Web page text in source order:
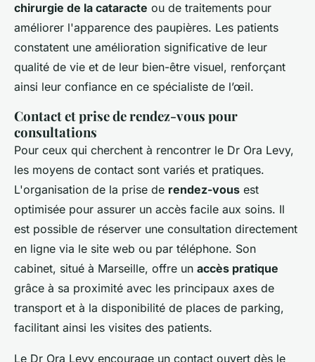
chirurgie de la cataracte ou de traitements pour
améliorer l'apparence des paupières. Les patients
constatent une amélioration significative de leur
qualité de vie et de leur bien-être visuel, renforçant
ainsi leur confiance en ce spécialiste de l’œil.
Contact et prise de rendez-vous pour
consultations
Pour ceux qui cherchent à rencontrer le Dr Ora Levy,
les moyens de contact sont variés et pratiques.
L'organisation de la prise de rendez-vous est
optimisée pour assurer un accès facile aux soins. Il
est possible de réserver une consultation directement
en ligne via le site web ou par téléphone. Son
cabinet, situé à Marseille, offre un accès pratique
grâce à sa proximité avec les principaux axes de
transport et à la disponibilité de places de parking,
facilitant ainsi les visites des patients.
Le Dr Ora Levy encourage un contact ouvert dès le